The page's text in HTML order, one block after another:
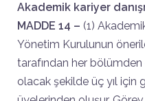
Akademik kariyer
MADDE 14 – (1)
Yönetim Kurulunun
tarafından her
olacak şekilde üç yıl için